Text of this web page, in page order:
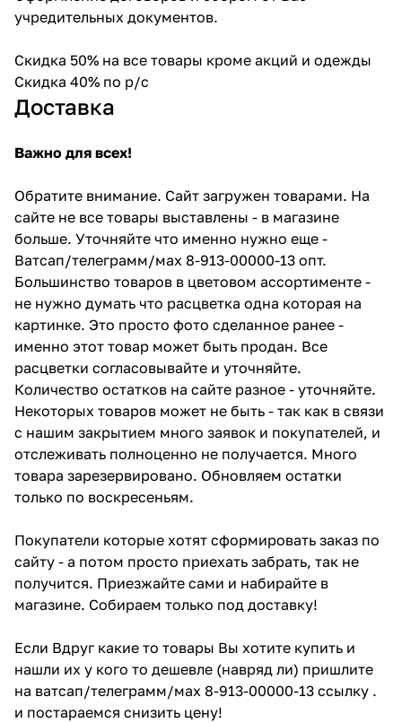
учредительных документов.
Скидка 50% на все товары кроме акций и одежды
Скидка 40% по р/с
Доставка
Важно для всех!
Обратите внимание. Сайт загружен товарами. На
сайте не все товары выставлены - в магазине
больше. Уточняйте что именно нужно еще -
Ватсап/телеграмм/мах 8-913-00000-13 опт.
Большинство товаров в цветовом ассортименте -
не нужно думать что расцветка одна которая на
картинке. Это просто фото сделанное ранее -
именно этот товар может быть продан. Все
расцветки согласовывайте и уточняйте.
Количество остатков на сайте разное - уточняйте.
Некоторых товаров может не быть - так как в связи
с нашим закрытием много заявок и покупателей, и
отслеживать полноценно не получается. Много
товара зарезервировано. Обновляем остатки
только по воскресеньям.
Покупатели которые хотят сформировать заказ по
сайту - а потом просто приехать забрать, так не
получится. Приезжайте сами и набирайте в
магазине. Собираем только под доставку!
Если Вдруг какие то товары Вы хотите купить и
нашли их у кого то дешевле (навряд ли) пришлите
на ватсап/телеграмм/мах 8-913-00000-13 ссылку .
и постараемся снизить цену!